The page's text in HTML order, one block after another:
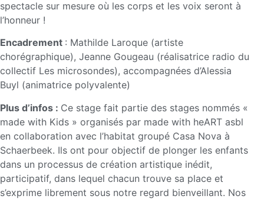
spectacle sur mesure où les corps et les voix seront à
l’honneur !
Encadrement : Mathilde Laroque (artiste
chorégraphique), Jeanne Gougeau (réalisatrice radio du
collectif Les microsondes), accompagnées d’Alessia
Buyl (animatrice polyvalente)
Plus d’infos : Ce stage fait partie des stages nommés «
made with Kids » organisés par made with heART asbl
en collaboration avec l’habitat groupé Casa Nova à
Schaerbeek. Ils ont pour objectif de plonger les enfants
dans un processus de création artistique inédit,
participatif, dans lequel chacun trouve sa place et
s’exprime librement sous notre regard bienveillant. Nos